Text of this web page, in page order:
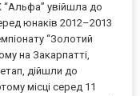
увійшла до
юнаків 2012–2013
“Золотий
на Закарпатті,
дійшли до
місці серед 11